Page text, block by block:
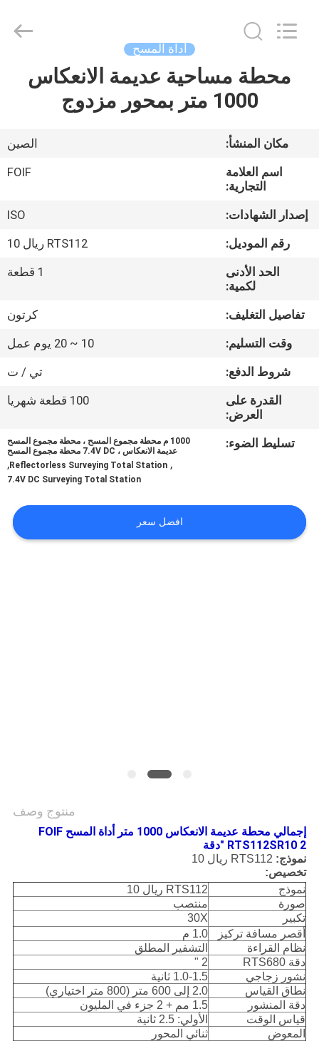
منزل،
منتجات
معلومات
عنا
جولة
المعمل
مراقبة
الجودة
اقتباس
Instrument
Co.,Ltd.
أداة المسح
محطة مساحية عديمة الانعكاس
1000 متر بمحور مزدوج
مكان المنشأ:
الصين
اسم العلامة
التجارية:
FOIF
إصدار الشهادات:
ISO
رقم الموديل:
RTS112 ريال 10
الحد الأدنى
لكمية:
1 قطعة
تفاصيل التغليف:
كرتون
وقت التسليم:
10 ~ 20 يوم عمل
شروط الدفع:
تي / ت
القدرة على
العرض:
100 قطعة شهريا
تسليط الضوء:
1000 م محطة مجموع المسح ، محطة مجموع المسح
عديمة الانعكاس ، 7.4V DC محطة مجموع المسح
,
Reflectorless Surveying Total Station
,
7.4V DC Surveying Total Station
افضل سعر
منتوج وصف
إجمالي محطة عديمة الانعكاس 1000 متر أداة المسح FOIF
RTS112SR10 2 "دقة
نموذج: RTS112 ريال 10
تخصيص:
نموذج
RTS112 ريال 10
صورة
منتصب
تكبير
30X
أقصر مسافة تركيز
1.0 م
نظام القراءة
التشفير المطلق
دقة RTS680
2 "
نشور زجاجي
1.0-1.5 ثانية
نطاق القياس
2.0 إلى 600 متر (800 متر اختياري)
دقة المنشور
1.5 مم + 2 جزء في المليون
قياس الوقت
الأولي: 2.5 ثانية
المعوض
ثنائي المحور